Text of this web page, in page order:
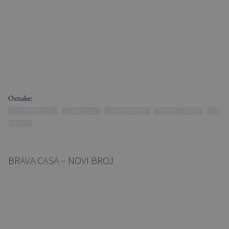
Oznake:
BRAVA CASA – NOVI BROJ